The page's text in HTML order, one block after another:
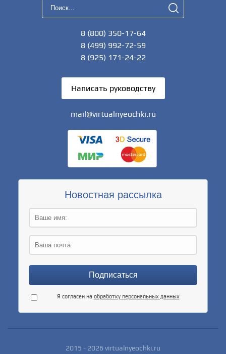
8 (800) 350-17-64
8 (499) 992-72-59
8 (925) 171-24-22
Написать руководству
mail@virtualnyeochki.ru
Новостная рассылка
Я согласен на обработку персональных данных
2015 - 2026 virtualnyeochki.ru